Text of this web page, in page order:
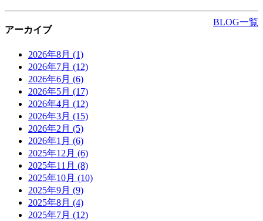
BLOG一覧
アーカイブ
2026年8月 (1)
2026年7月 (12)
2026年6月 (6)
2026年5月 (17)
2026年4月 (12)
2026年3月 (15)
2026年2月 (5)
2026年1月 (6)
2025年12月 (6)
2025年11月 (8)
2025年10月 (10)
2025年9月 (9)
2025年8月 (4)
2025年7月 (12)